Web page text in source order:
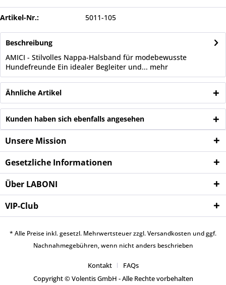
Artikel-Nr.: 5011-105
Beschreibung
AMICI - Stilvolles Nappa-Halsband für modebewusste
Hundefreunde Ein idealer Begleiter und... mehr
Ähnliche Artikel
Kunden haben sich ebenfalls angesehen
Unsere Mission
Gesetzliche Informationen
Über LABONI
VIP-Club
* Alle Preise inkl. gesetzl. Mehrwertsteuer zzgl.Versandkosten und ggf.
Nachnahmegebühren, wenn nicht anders beschrieben
Kontakt
FAQs
Copyright © Volentis GmbH - Alle Rechte vorbehalten